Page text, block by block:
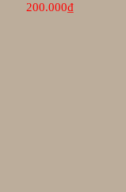
200.000₫